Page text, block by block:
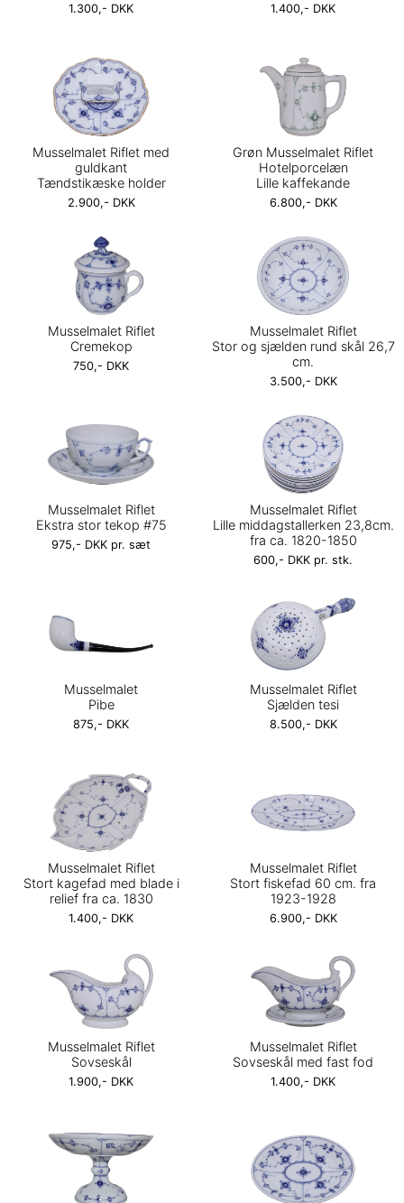
1.300,- DKK 1.400,- DKK
Musselmalet Riflet med
guldkant
Tændstikæske holder
2.900,- DKK
Grøn Musselmalet Riflet
Hotelporcelæn
Lille kaffekande
6.800,- DKK
Musselmalet Riflet
Cremekop
750,- DKK
Musselmalet Riflet
Stor og sjælden rund skål 26,7
cm.
3.500,- DKK
Musselmalet Riflet
Ekstra stor tekop #75
975,- DKK pr. sæt
Musselmalet Riflet
Lille middagstallerken 23,8cm.
fra ca. 1820-1850
600,- DKK pr. stk.
Musselmalet
Pibe
875,- DKK
Musselmalet Riflet
Sjælden tesi
8.500,- DKK
Musselmalet Riflet
Stort kagefad med blade i
relief fra ca. 1830
1.400,- DKK
Musselmalet Riflet
Stort fiskefad 60 cm. fra
1923-1928
6.900,- DKK
Musselmalet Riflet
Sovseskål
1.900,- DKK
Musselmalet Riflet
Sovseskål med fast fod
1.400,- DKK